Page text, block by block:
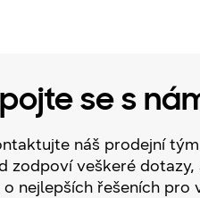
se s
náš prodejní
zodpoví veškeré
o nejlepších řešeních pro